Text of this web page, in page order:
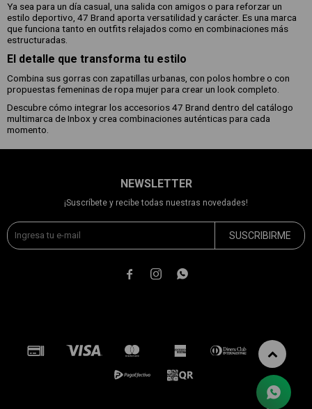
Ya sea para un día casual, una salida con amigos o para reforzar un
estilo deportivo, 47 Brand aporta versatilidad y carácter. Es una marca
que funciona tanto en outfits relajados como en combinaciones más
estructuradas.
El detalle que transforma tu estilo
Combina sus gorras con zapatillas urbanas, con polos hombre o con
propuestas femeninas de ropa mujer para crear un look completo.
Descubre cómo integrar los accesorios 47 Brand dentro del catálogo
multimarca de Inbox y crea combinaciones auténticas para cada
momento.
NEWSLETTER
¡Suscríbete y recibe todas nuestras novedades!
SUSCRIBIRME
  